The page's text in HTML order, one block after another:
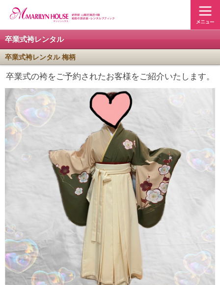
卒業式袴レンタル
卒業式袴レンタル 梅柄
卒業式の袴をご予約されたお客様をご紹介いたします。